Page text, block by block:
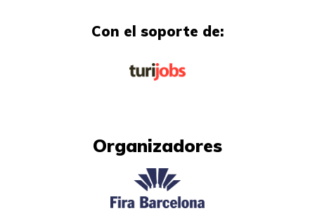
Con el soporte de:
Organizadores